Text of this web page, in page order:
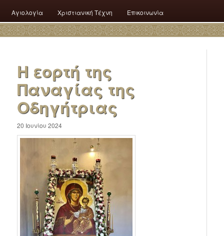
Αγιολογία Χριστιανική Τέχνη Επικοινωνία
Η εορτή της
Παναγίας της
Οδηγήτριας
20 Ιουνίου 2024